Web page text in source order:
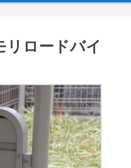
リロードバイ